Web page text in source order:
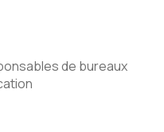
de bureaux